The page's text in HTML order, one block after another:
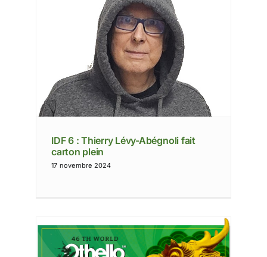
IDF 6 : Thierry Lévy-Abégnoli fait
carton plein
17 novembre 2024